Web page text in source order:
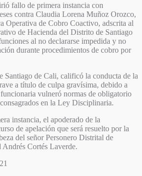
fallo de primera instancia con
contra Claudia Lorena Muñoz Orozco,
Operativa de Cobro Coactivo, adscrita al
de Hacienda del Distrito de Santiago
al no declararse impedida y no
durante procedimientos de cobro por
Santiago de Cali, calificó la conducta de la
a título de culpa gravísima, debido a
vulneró normas de obligatorio
en la Ley Disciplinaria.
instancia, el apoderado de la
de apelación que será resuelto por la
del señor Personero Distrital de
Cortés Laverde.